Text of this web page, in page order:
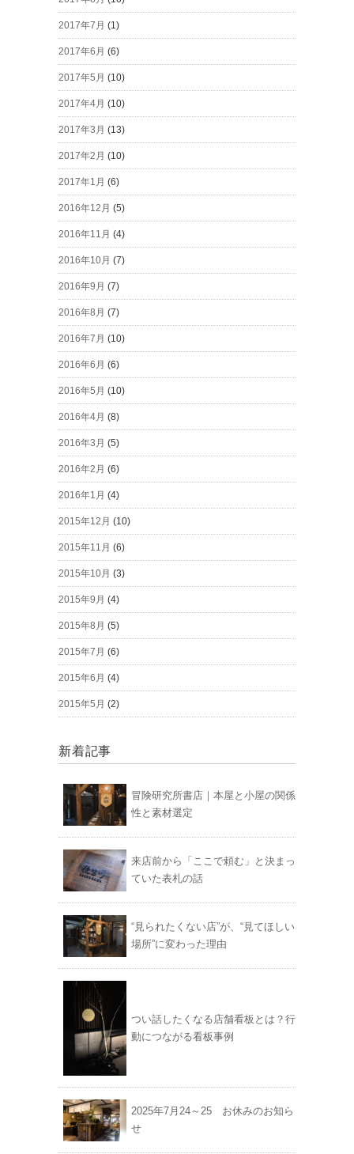
2017年7月 (1)
2017年6月 (6)
2017年5月 (10)
2017年4月 (10)
2017年3月 (13)
2017年2月 (10)
2017年1月 (6)
2016年12月 (5)
2016年11月 (4)
2016年10月 (7)
2016年9月 (7)
2016年8月 (7)
2016年7月 (10)
2016年6月 (6)
2016年5月 (10)
2016年4月 (8)
2016年3月 (5)
2016年2月 (6)
2016年1月 (4)
2015年12月 (10)
2015年11月 (6)
2015年10月 (3)
2015年9月 (4)
2015年8月 (5)
2015年7月 (6)
2015年6月 (4)
2015年5月 (2)
新着記事
冒険研究所書店｜本屋と小屋の関係
性と素材選定
来店前から「ここで頼む」と決まっ
ていた表札の話
“見られたくない店”が、“見てほしい
場所”に変わった理由
つい話したくなる店舗看板とは？行
動につながる看板事例
2025年7月24～25 お休みのお知ら
せ